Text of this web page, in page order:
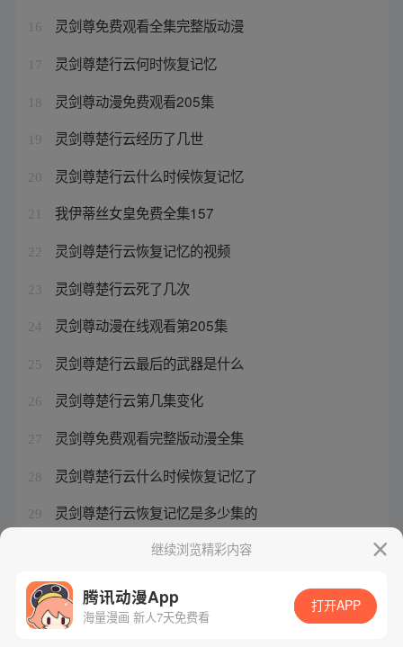
16 灵剑尊免费观看全集完整版动漫
17 灵剑尊楚行云何时恢复记忆
18 灵剑尊动漫免费观看205集
19 灵剑尊楚行云经历了几世
20 灵剑尊楚行云什么时候恢复记忆
21 我伊蒂丝女皇免费全集157
22 灵剑尊楚行云恢复记忆的视频
23 灵剑尊楚行云死了几次
24 灵剑尊动漫在线观看第205集
25 灵剑尊楚行云最后的武器是什么
26 灵剑尊楚行云第几集变化
27 灵剑尊免费观看完整版动漫全集
28 灵剑尊楚行云什么时候恢复记忆了
29 灵剑尊楚行云恢复记忆是多少集的
平平无奇大师兄548章继续浏览精彩内容
腾讯动漫App
海量漫画 新人7天免费看
打开APP